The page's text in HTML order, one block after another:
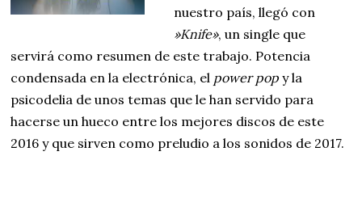
nuestro país, llegó con
»Knife», un single que
servirá como resumen de este trabajo. Potencia
condensada en la electrónica, el power pop y la
psicodelia de unos temas que le han servido para
hacerse un hueco entre los mejores discos de este
2016 y que sirven como preludio a los sonidos de 2017.